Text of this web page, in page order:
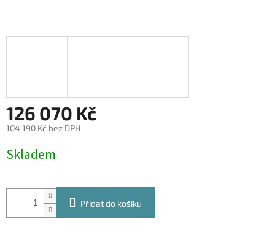
126 070 Kč
104 190 Kč bez DPH
cena:
Skladem
Přidat do košíku